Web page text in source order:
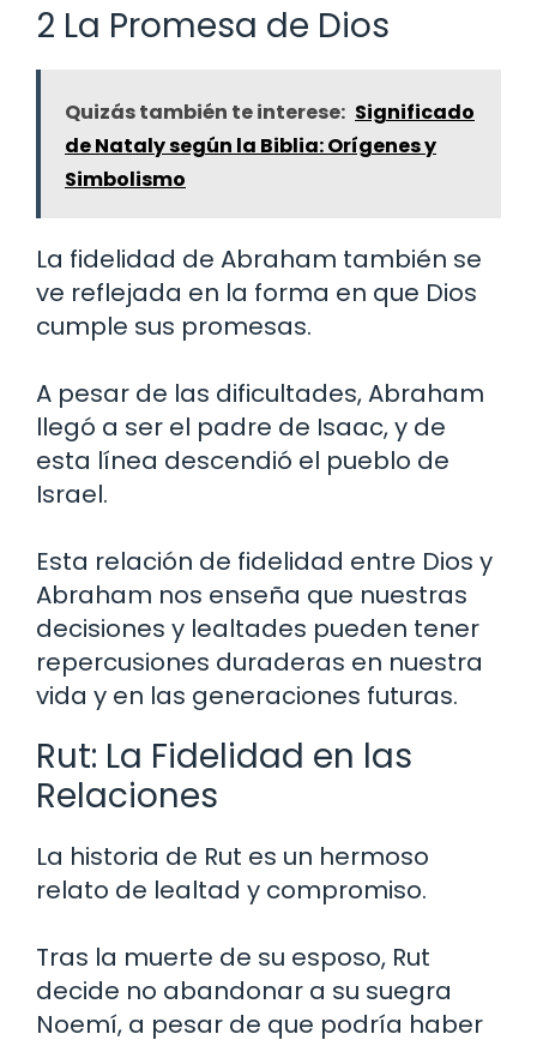
2 La Promesa de Dios
Quizás también te interese: Significado
de Nataly según la Biblia: Orígenes y
Simbolismo
La fidelidad de Abraham también se
ve reflejada en la forma en que Dios
cumple sus promesas.
A pesar de las dificultades, Abraham
llegó a ser el padre de Isaac, y de
esta línea descendió el pueblo de
Israel.
Esta relación de fidelidad entre Dios y
Abraham nos enseña que nuestras
decisiones y lealtades pueden tener
repercusiones duraderas en nuestra
vida y en las generaciones futuras.
Rut: La Fidelidad en las
Relaciones
La historia de Rut es un hermoso
relato de lealtad y compromiso.
Tras la muerte de su esposo, Rut
decide no abandonar a su suegra
Noemí, a pesar de que podría haber